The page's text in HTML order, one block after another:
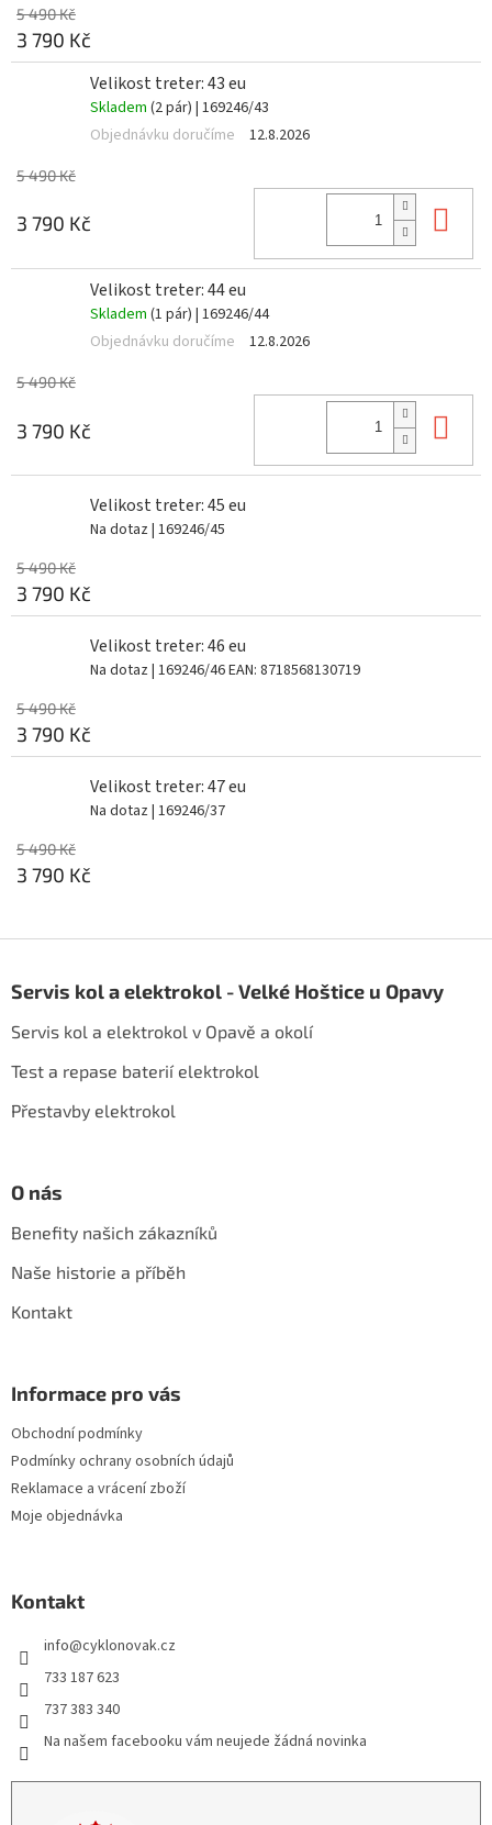
5 490 Kč
3 790 Kč
Velikost treter: 43 eu
Skladem (2 pár) | 169246/43
Objednávku doručíme
12.8.2026
5 490 Kč
3 790 Kč
Velikost treter: 44 eu
Skladem (1 pár) | 169246/44
Objednávku doručíme
12.8.2026
5 490 Kč
3 790 Kč
Velikost treter: 45 eu
Na dotaz| 169246/45
5 490 Kč
3 790 Kč
Velikost treter: 46 eu
Na dotaz| 169246/46EAN: 8718568130719
5 490 Kč
3 790 Kč
Velikost treter: 47 eu
Na dotaz| 169246/37
5 490 Kč
3 790 Kč
pServis kol a elektrokol - Velké Hoštice u Opavy
Servis kol a elektrokol v Opavě a okolí
Test a repase baterií elektrokol
Přestavby elektrokol
O nás
Benefity našich zákazníků
Naše historie a příběh
Kontakt
Informace pro vás
Obchodní podmínky
Podmínky ochrany osobních údajů
Reklamace a vrácení zboží
Moje objednávka
Kontakt
info@cyklonovak.cz
733 187 623
737 383 340
Na našem facebooku vám neujede žádná novinka